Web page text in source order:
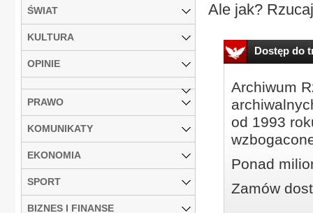
Ale jak?
Dostęp do
Archiwum
od 1993
Ponad
Zamów
ŚWIAT
KULTURA
OPINIE
PRAWO
KOMUNIKATY
EKONOMIA
SPORT
BIZNES I FINANSE